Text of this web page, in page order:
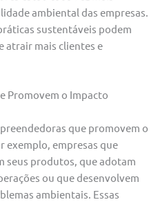
ambiental das empresas.
sustentáveis podem
atrair mais clientes e
Promovem o Impacto
que promovem o
exemplo, empresas que
seus produtos, que adotam
ou que desenvolvem
ambientais. Essas